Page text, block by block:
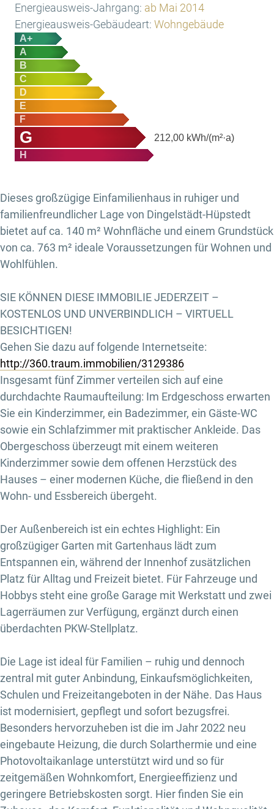
Energieausweis-Jahrgang: ab Mai 2014
Energieausweis-Gebäudeart: Wohngebäude
A+
A
B
C
D
E
F
G 212,00 kWh/(m²·a)
H
Dieses großzügige Einfamilienhaus in ruhiger und
familienfreundlicher Lage von Dingelstädt-Hüpstedt
bietet auf ca. 140 m² Wohnfläche und einem Grundstück
von ca. 763 m² ideale Voraussetzungen für Wohnen und
Wohlfühlen.
SIE KÖNNEN DIESE IMMOBILIE JEDERZEIT –
KOSTENLOS UND UNVERBINDLICH – VIRTUELL
BESICHTIGEN!
Gehen Sie dazu auf folgende Internetseite:
http://360.traum.immobilien/3129386
Insgesamt fünf Zimmer verteilen sich auf eine
durchdachte Raumaufteilung: Im Erdgeschoss erwarten
Sie ein Kinderzimmer, ein Badezimmer, ein Gäste-WC
sowie ein Schlafzimmer mit praktischer Ankleide. Das
Obergeschoss überzeugt mit einem weiteren
Kinderzimmer sowie dem offenen Herzstück des
Hauses – einer modernen Küche, die fließend in den
Wohn- und Essbereich übergeht.
Der Außenbereich ist ein echtes Highlight: Ein
großzügiger Garten mit Gartenhaus lädt zum
Entspannen ein, während der Innenhof zusätzlichen
Platz für Alltag und Freizeit bietet. Für Fahrzeuge und
Hobbys steht eine große Garage mit Werkstatt und zwei
Lagerräumen zur Verfügung, ergänzt durch einen
überdachten PKW-Stellplatz.
Die Lage ist ideal für Familien – ruhig und dennoch
zentral mit guter Anbindung, Einkaufsmöglichkeiten,
Schulen und Freizeitangeboten in der Nähe. Das Haus
ist modernisiert, gepflegt und sofort bezugsfrei.
Besonders hervorzuheben ist die im Jahr 2022 neu
eingebaute Heizung, die durch Solarthermie und eine
Photovoltaikanlage unterstützt wird und so für
zeitgemäßen Wohnkomfort, Energieeffizienz und
geringere Betriebskosten sorgt. Hier finden Sie ein